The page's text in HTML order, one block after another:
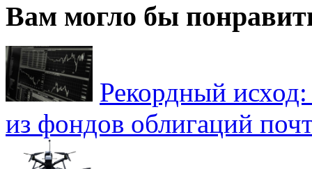
Вам могло бы
Рекордный
из фондов облигаций